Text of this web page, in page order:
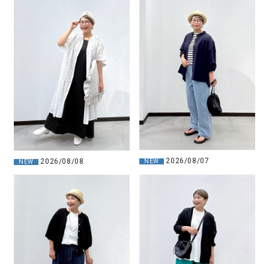
NEW 2026/08/08 NEW 2026/08/07